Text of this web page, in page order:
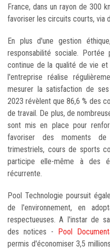
France, dans un rayon de 300
favoriser les circuits courts, via
En plus d'une gestion
responsabilité sociale. Portée
continue de la qualité de vie
l'entreprise réalise
mesurer la satisfaction de
2023 révèlent que 86,6 % des
de travail. De plus, de
sont mis en place pour
favoriser des moments de
trimestriels, cours de sports
participe elle-même à des
récurrente.
Pool Technologie poursuit
de l'environnement, en
respectueuses. A l'instar de
des notices - Pool
permis d'économiser 3,5